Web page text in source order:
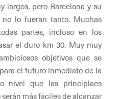
largos, pero Barcelona y su
lo fueran tanto. Muchas
partes, incluso en los
el duro km 30. Muy muy
objetivos que se
el futuro inmediato de la
nivel que las principlaes
más fáciles de alcanzar